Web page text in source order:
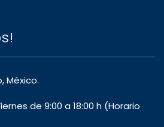
México.
de 9:00 a 18:00 h (Horario